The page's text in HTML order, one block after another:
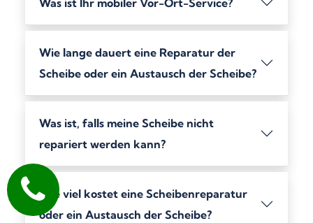
Wie lange dauert eine Reparatur der
Scheibe oder ein Austausch der Scheibe?
Was ist, falls meine Scheibe nicht
repariert werden kann?
Wie viel kostet eine Scheibenreparatur
oder ein Austausch der Scheibe?